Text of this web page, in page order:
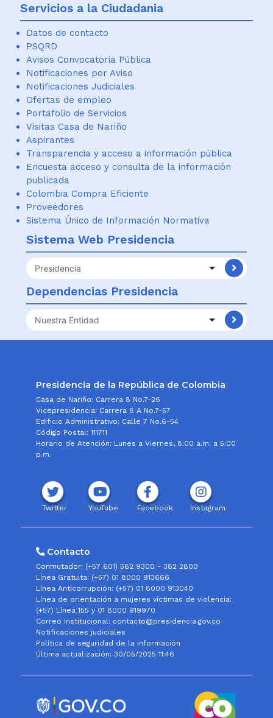
Servicios a la Ciudadania
Datos de contacto
PSQRD
Avisos Convocatoria Pública
Notificaciones por Aviso
Notificaciones Judiciales
Ofertas de empleo
Portafolio de Servicios
Visitas Casa de Nariño
Aspirantes
Transparencia y acceso a información pública
Encuesta acceso y consulta de la información
publicada
Colombia Compra Eficiente
Proveedores
Sistema Único de Información Normativa
Sistema Web Presidencia
Sitios
Presidencia
Dependencias Presidencia
Información
Presidencia de la República de Colombia
Casa de Nariño: Carrera 8 No.7-26
Vicepresidencia: Carrera 8 A No.7-57
Edificio Administrativo: Calle 7 No.6-54
Código Postal: 111711
Horario de Atención: Lunes a Viernes, 8:00 a.m. a 5:00
p.m.
Twitter YouTube Facebook Instagram
Contacto
Conmutador: (+57 601) 562 9300 - 382 2800
Línea Gratuita: (+57) 01 8000 913666
Línea Anticorrupción: (+57) 01 8000 913040
Línea de orientación a mujeres víctimas de violencia:
(+57) Línea 155 y 01 8000 919970
Correo Institucional: contacto@presidencia.gov.co
Notificaciones judiciales
Política de seguridad de la información
Última actualización: 30/05/2025 11:46